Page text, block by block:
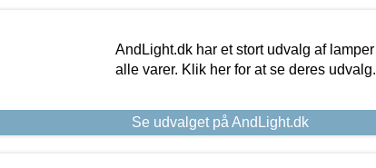
AndLight.dk har et stort udvalg af
alle varer. Klik her for at se deres udvalg.
Se udvalget på AndLight.dk